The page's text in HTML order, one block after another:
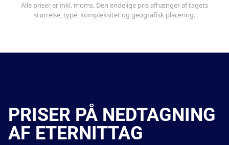
Alle priser er inkl. moms. Den endelige pris afhænger af tagets
størrelse, type, kompleksitet og geografisk placering.
PRISER PÅ NEDTAGNING
AF ETERNITTAG